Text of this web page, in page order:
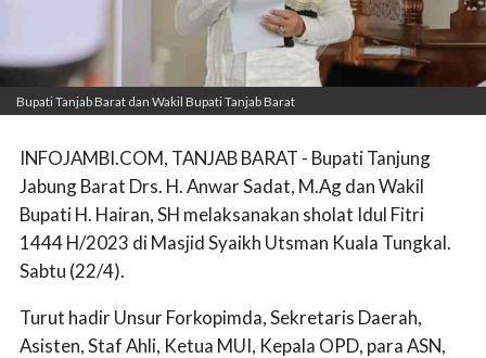
Bupati Tanjab Barat dan Wakil Bupati Tanjab Barat
INFOJAMBI.COM, TANJAB BARAT - Bupati Tanjung
Jabung Barat Drs. H. Anwar Sadat, M.Ag dan Wakil
Bupati H. Hairan, SH melaksanakan sholat Idul Fitri
1444 H/2023 di Masjid Syaikh Utsman Kuala Tungkal.
Sabtu (22/4).
Turut hadir Unsur Forkopimda, Sekretaris Daerah,
Asisten, Staf Ahli, Ketua MUI, Kepala OPD, para ASN,